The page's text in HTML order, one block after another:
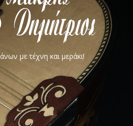
με τέχνη και μεράκι!